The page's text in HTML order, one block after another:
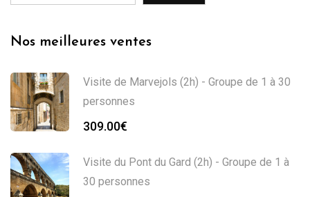
Nos meilleures ventes
Visite de Marvejols (2h) - Groupe de 1 à 30
personnes
309.00€
Visite du Pont du Gard (2h) - Groupe de 1 à
30 personnes